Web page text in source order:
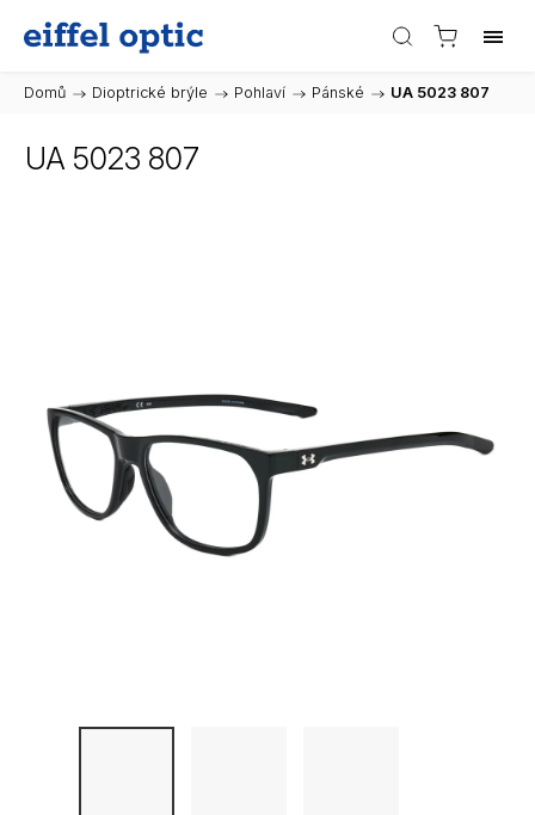
Domů / Dioptrické brýle / Pohlaví / Pánské / UA 5023 807
UA 5023 807